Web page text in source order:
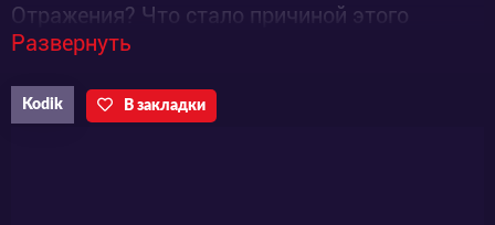
Отражения? Что стало причиной этого
события? Что будет теперь, когда горстка
героев противостоит армии злодеев? А что
случится, если это войско суперлюдей
Развернуть
Kodik В закладки